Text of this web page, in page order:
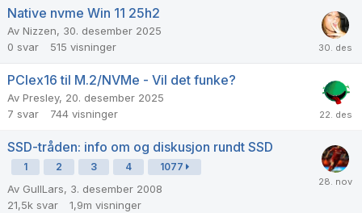
Native nvme Win 11 25h2
Av Nizzen, 30. desember 2025
0 svar 515 visninger
PCIex16 til M.2/NVMe - Vil det funke?
Av Presley, 20. desember 2025
7 svar 744 visninger
SSD-tråden: info om og diskusjon rundt SSD
1 2 3 4 1077
Av GullLars, 3. desember 2008
21,5k svar 1,9m visninger